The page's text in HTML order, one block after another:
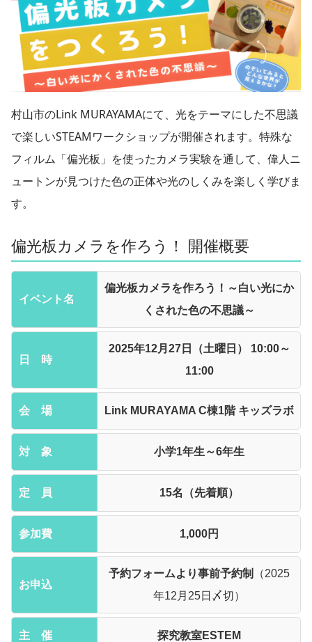
村山市のLink MURAYAMAにて、光をテーマにした不思議
で楽しいSTEAMワークショップが開催されます。特殊な
フィルム「偏光板」を使ったカメラ実験を通して、偉人ニ
ュートンが見つけた色の正体や光のしくみを楽しく学びま
す。
偏光板カメラを作ろう！ 開催概要
イベント名
偏光板カメラを作ろう！～白い光にか
くされた色の不思議～
日 時
2025年12月27日（土曜日） 10:00～
11:00
会 場 Link MURAYAMA C棟1階 キッズラボ
対 象 小学1年生～6年生
定 員 15名（先着順）
参加費 1,000円
お申込
予約フォームより事前予約制
（2025
年12月25日〆切）
主 催 探究教室ESTEM